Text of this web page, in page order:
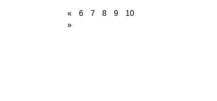
« 6 7 8 9
10
»